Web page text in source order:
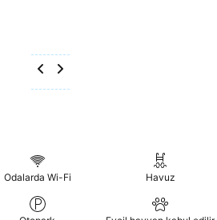
Odalarda Wi-Fi Havuz